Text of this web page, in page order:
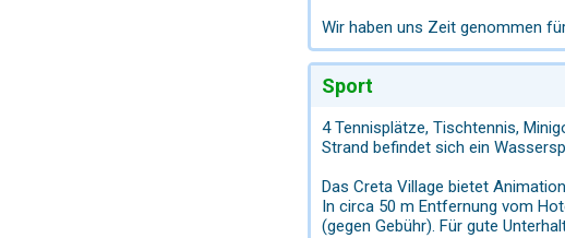
Wir haben uns Zeit genommen
Sport
4 Tennisplätze, Tischtennis,
Strand befindet sich ein
Das Creta Village bietet
In circa 50 m Entfernung vom
(gegen Gebühr). Für gute